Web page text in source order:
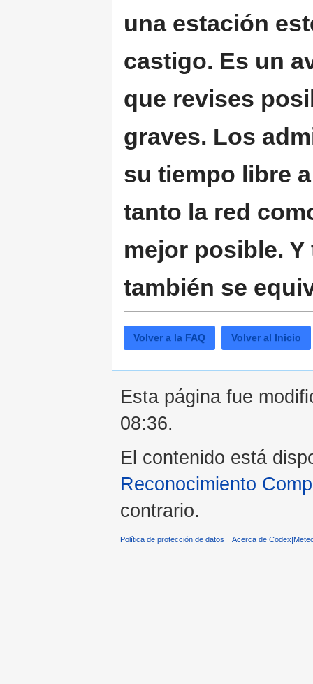
una estación
castigo. Es un
que revises
graves. Los
su tiempo libre
tanto la red
mejor posible.
también se
Volver a la FAQ Volver al Inicio
Esta página fue
08:36.
El contenido está
Reconocimiento
contrario.
Política de protección de datos Acerca de